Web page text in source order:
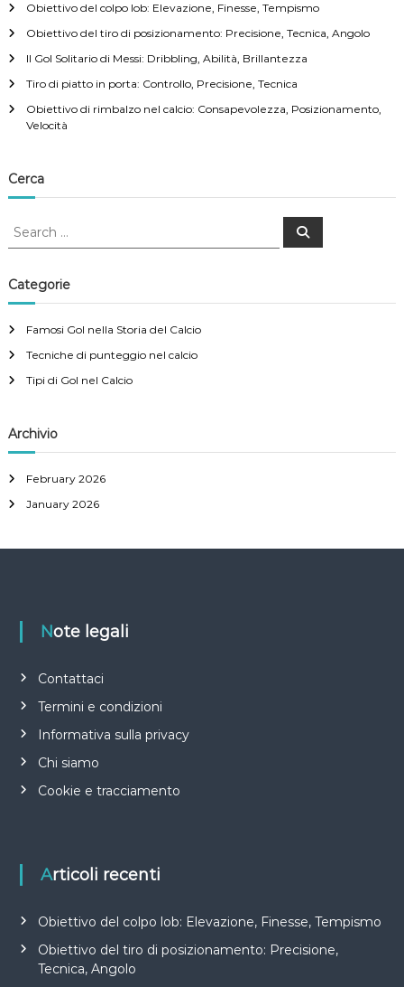
a
v
i
a
t
o
n
Obiettivo del colpo lob: Elevazione, Finesse, Tempismo
Obiettivo del tiro di posizionamento: Precisione, Tecnica, Angolo
Il Gol Solitario di Messi: Dribbling, Abilità, Brillantezza
Tiro di piatto in porta: Controllo, Precisione, Tecnica
Obiettivo di rimbalzo nel calcio: Consapevolezza, Posizionamento,
Velocità
Cerca
S
r
c
f
o
r
S
Categorie
Famosi Gol nella Storia del Calcio
Tecniche di punteggio nel calcio
Tipi di Gol nel Calcio
Archivio
February 2026
January 2026
Note legali
Contattaci
Termini e condizioni
Informativa sulla privacy
Chi siamo
Cookie e tracciamento
Articoli recenti
Obiettivo del colpo lob: Elevazione, Finesse, Tempismo
Obiettivo del tiro di posizionamento: Precisione,
Tecnica, Angolo